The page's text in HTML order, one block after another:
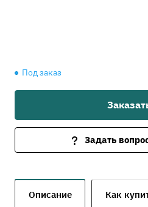
Под заказ
Задать
Описание Как